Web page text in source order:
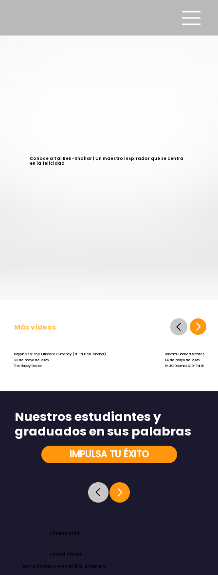
Conoce a Tal Ben-Shahar | Un maestro inspirador que se centra
en la felicidad
Más vídeos
Happiness: The Ultimate Currency (ft. Tal Ben-Shahar)
22 de mayo de 2026
The Happy Doctor
Harvard-Backed Strategies for
14 de mayo de 2026
Dr. JC Doornick & Dr. Tal Ben-
IMPULSA TU ÉXITO
Nuestros estudiantes y
graduados en sus palabras
Cheena Kaul
United States
“No te limites a vivir el día. Diseñalo.”